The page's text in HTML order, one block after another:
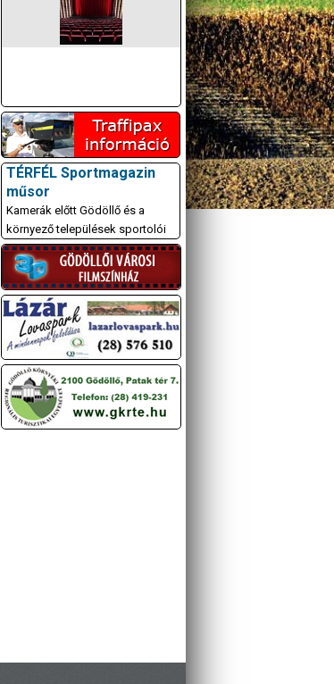
TÉRFÉL Sportmagazin
műsor
Kamerák előtt Gödöllő és a
környező települések sportolói